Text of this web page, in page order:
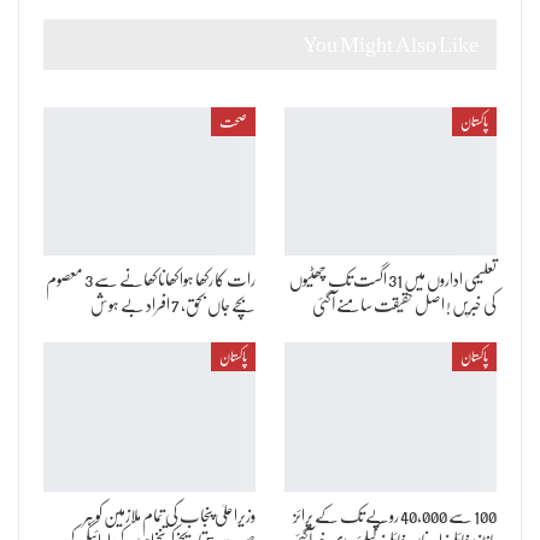
پاکستان
تعلیمی اداروں میں 31 اگست تک چھٹیوں
کی خبریں ! اصل حقیقت سامنے آگئی
صحت
رات کا رکھا ہوا کھانا کھانے سے 3 معصوم
بچے جاں بحق، 7 افراد بے ہوش
پاکستان
100 سے 40,000 روپے تک کے پرائز
پاکستان
وزیراعلیٰ پنجاب کی تمام ملازمین کو ہر